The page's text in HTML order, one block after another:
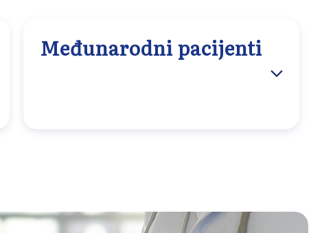
Međunarodni pacijenti
prilagođenih planova lečenja, brinemo se da
se tokom boravka osećate potpuno ugodno i